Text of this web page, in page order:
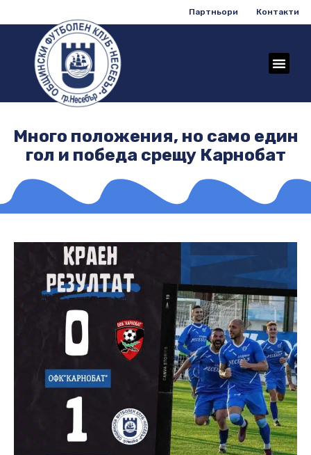
Партньори Контакти
Много положения, но само един
гол и победа срещу Карнобат